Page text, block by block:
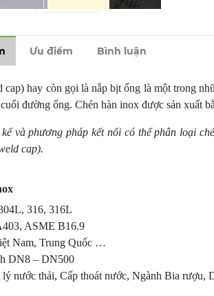
Ưu điểm Bình luận
cap) hay còn gọi là nắp bịt ống là một trong
đường ống. Chén hàn inox được sản xuất
và phương pháp kết nối có thể phân loại
cap).
316, 316L
ASME B16.9
Nam, Trung Quốc …
DN8 – DN500
nước thải, Cấp thoát nước, Ngành Bia